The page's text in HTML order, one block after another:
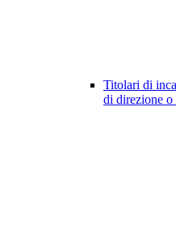
Titolari di
di direzione